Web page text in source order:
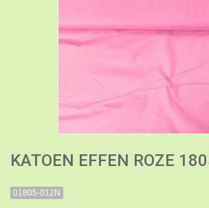
KATOEN EFFEN ROZE
01805-012N